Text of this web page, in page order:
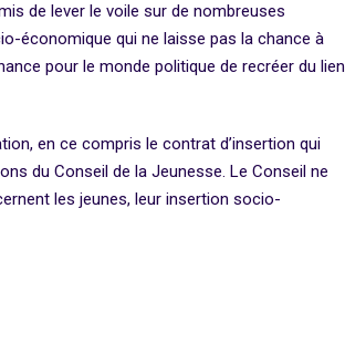
de lever le voile sur de nombreuses
économique qui ne laisse pas la chance à
pour le monde politique de recréer du lien
en ce compris le contrat d’insertion qui
du Conseil de la Jeunesse. Le Conseil ne
les jeunes, leur insertion socio-